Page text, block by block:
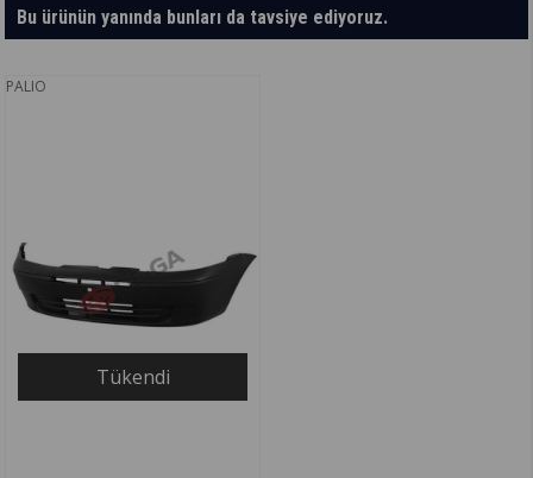
Bu ürünün yanında bunları da tavsiye ediyoruz.
PALIO
Tükendi